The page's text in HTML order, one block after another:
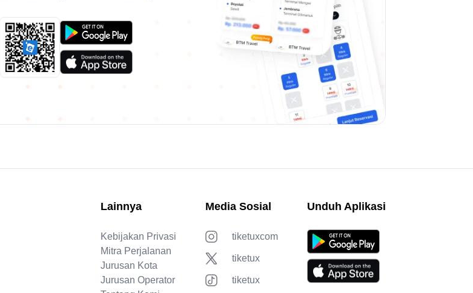
Lainnya
Kebijakan Privasi
Mitra Perjalanan
Jurusan Kota
Jurusan Operator
Media Sosial
tiketuxcom
tiketux
tiketux
Unduh Aplikasi